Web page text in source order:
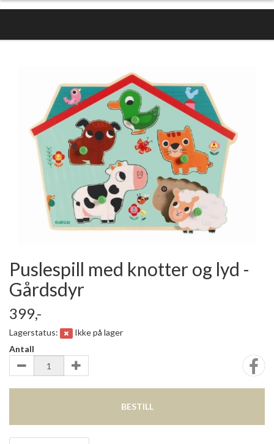
Puslespill med knotter og lyd -
Gårdsdyr
399,-
Lagerstatus:
Ikke på lager
Antall
BESTILL